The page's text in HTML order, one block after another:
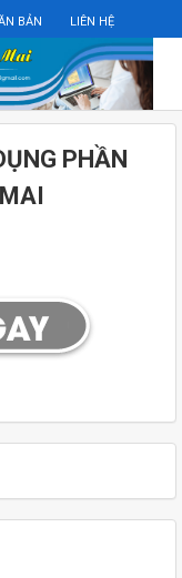
Đăng ký Đăng nhập
BẢN LIÊN HỆ
PHẦN